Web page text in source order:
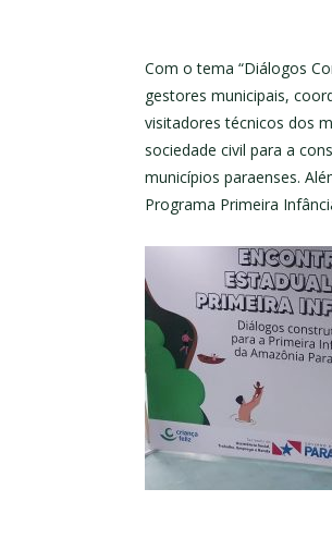
Com o tema “Diálogos
gestores municipais,
visitadores técnicos dos
sociedade civil para a
municípios paraenses.
Programa Primeira